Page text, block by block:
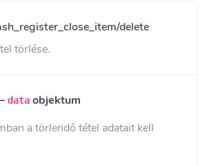
delete
törlése.
data objektum
a törlendő tétel adatait kell